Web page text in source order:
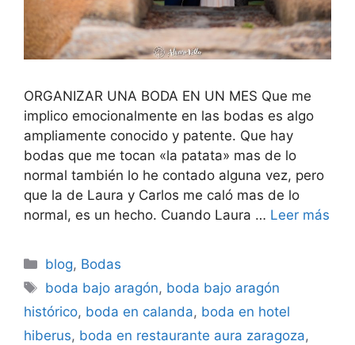
ORGANIZAR UNA BODA EN UN MES Que me
implico emocionalmente en las bodas es algo
ampliamente conocido y patente. Que hay
bodas que me tocan «la patata» mas de lo
normal también lo he contado alguna vez, pero
que la de Laura y Carlos me caló mas de lo
normal, es un hecho. Cuando Laura … Leer más
Categorías
blog, Bodas
Etiquetas
boda bajo aragón, boda bajo aragón
histórico, boda en calanda, boda en hotel
hiberus, boda en restaurante aura zaragoza,